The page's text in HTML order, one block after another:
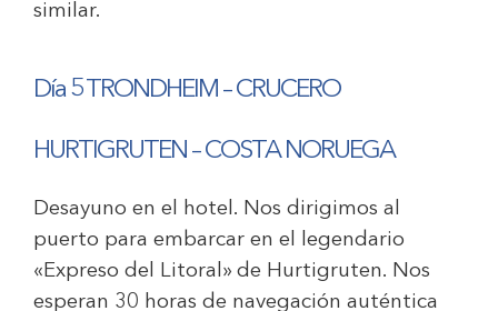
similar.
Día 5 TRONDHEIM – CRUCERO
HURTIGRUTEN – COSTA NORUEGA
Desayuno en el hotel. Nos dirigimos al
puerto para embarcar en el legendario
«Expreso del Litoral» de Hurtigruten. Nos
esperan 30 horas de navegación auténtica